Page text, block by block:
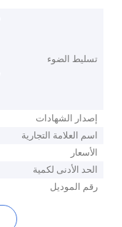
تسليط الضوء
إصدار الشهادات
اسم العلامة التجارية
الأسعار
الحد الأدنى لكمية
رقم الموديل